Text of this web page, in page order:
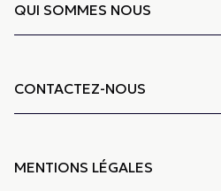
QUI SOMMES NOUS
CONTACTEZ-NOUS
MENTIONS LÉGALES